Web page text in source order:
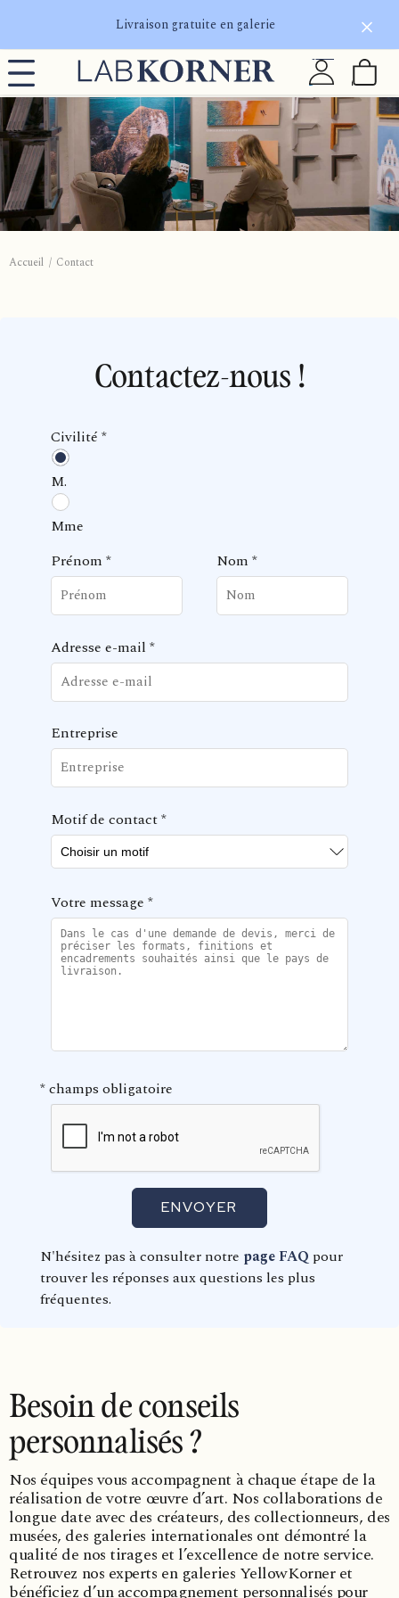
Livraison gratuite en galerie
Accueil Contact
Contactez-nous !
Civilité *
M.
Mme
Prénom * Nom *
Adresse e-mail *
Entreprise
Motif de contact*
Votre message *
*champs obligatoire
ENVOYER
N'hésitez pas à consulter notre page FAQ pour
trouver les réponses aux questions les plus
fréquentes.
Besoin de conseils
personnalisés ?
Nos équipes vous accompagnent à chaque étape de la
réalisation de votre œuvre d’art. Nos collaborations de
longue date avec des créateurs, des collectionneurs, des
musées, des galeries internationales ont démontré la
qualité de nos tirages et l’excellence de notre service.
Retrouvez nos experts en galeries YellowKorner et
bénéficiez d’un accompagnement personnalisés pour